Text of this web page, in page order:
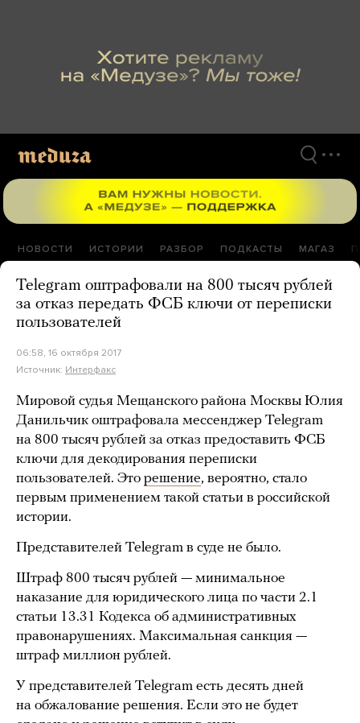
НОВОСТИ ИСТОРИИ РАЗБОР ПОДКАСТЫ МАГАЗ
Telegram оштрафовали на 800 тысяч рублей
за отказ передать ФСБ ключи от переписки
пользователей
06:58, 16 октября 2017
Источник: Интерфакс
Мировой судья Мещанского района Москвы Юлия
Данильчик оштрафовала мессенджер Telegram
на 800 тысяч рублей за отказ предоставить ФСБ
ключи для декодирования переписки
пользователей. Это решение, вероятно, стало
первым применением такой статьи в российской
истории.
Представителей Telegram в суде не было.
Штраф 800 тысяч рублей — минимальное
наказание для юридического лица по части 2.1
статьи 13.31 Кодекса об административных
правонарушениях. Максимальная санкция —
штраф миллион рублей.
У представителей Telegram есть десять дней
на обжалование решения. Если это не будет